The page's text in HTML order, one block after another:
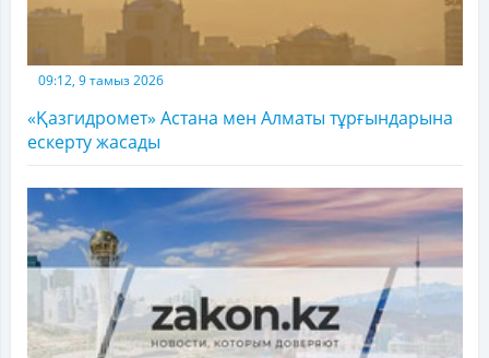
09:12, 9 тамыз 2026
«Қазгидромет» Астана мен Алматы тұрғындарына
ескерту жасады